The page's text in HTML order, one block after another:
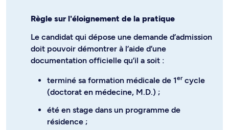
Règle sur l'éloignement de la pratique
Le candidat qui dépose une demande d’admission
doit pouvoir démontrer à l’aide d’une
documentation officielle qu’il a soit :
terminé sa formation médicale de 1ercycle
(doctorat en médecine, M.D.) ;
été en stage dans un programme de
résidence ;